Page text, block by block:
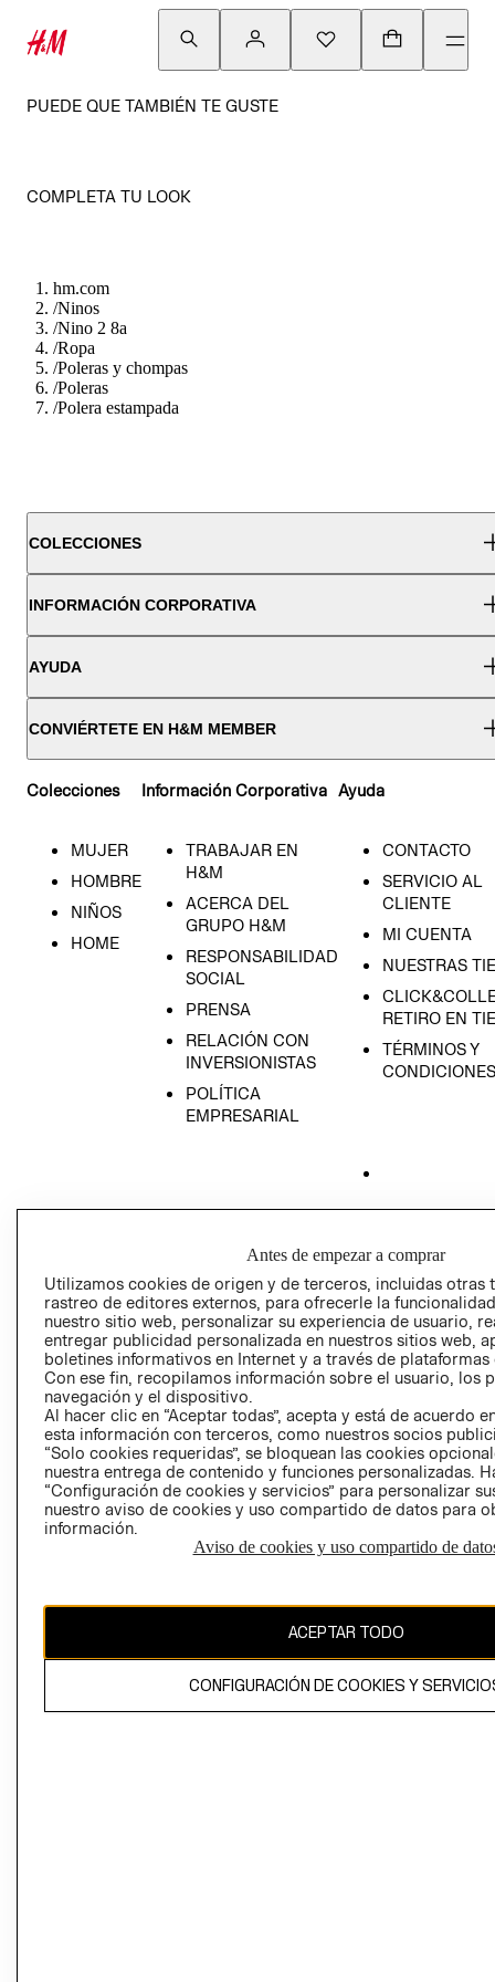
PUEDE QUE TAMBIÉN TE GUSTE
COMPLETA TU LOOK
hm.com
/Ninos
/Nino 2 8a
/Ropa
/Poleras y chompas
/Poleras
/Polera estampada
COLECCIONES
INFORMACIÓN CORPORATIVA
AYUDA
CONVIÉRTETE EN H&M MEMBER
Colecciones
MUJER
HOMBRE
NIÑOS
HOME
Información Corporativa
TRABAJAR EN
H&M
ACERCA DEL
GRUPO H&M
RESPONSABILIDAD
SOCIAL
PRENSA
RELACIÓN CON
INVERSIONISTAS
POLÍTICA
EMPRESARIAL
Ayuda
CONTACTO
SERVICIO AL
CLIENTE
MI CUENTA
NUESTRAS
RETIRO EN
TÉRMINOS Y
CONDICIONES
GIFT CARD
AVISO DE
Perú (S/)
CAMBIAR REGIÓN
propiedad de H&M Hennes & Mauritz AB
Antes de empezar a comprar
Utilizamos cookies de origen y de terceros, incluidas otras
rastreo de editores externos, para ofrecerle la
nuestro sitio web, personalizar su experiencia de usuario,
entregar publicidad personalizada en nuestros sitios web,
boletines informativos en Internet y a través de plataformas
Con ese fin, recopilamos información sobre el usuario, los
navegación y el dispositivo.
Al hacer clic en “Aceptar todas”, acepta y está de acuerdo
esta información con terceros, como nuestros socios
“Solo cookies requeridas”, se bloquean las cookies
nuestra entrega de contenido y funciones personalizadas.
“Configuración de cookies y servicios” para personalizar
nuestro aviso de cookies y uso compartido de datos para
información.
Aviso de cookies y uso compartido de
ACEPTAR TODO
CONFIGURACIÓN DE COOKIES Y